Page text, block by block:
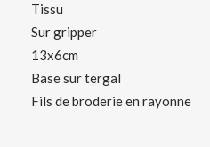
Tissu
Sur gripper
13x6cm
Base sur tergal
Fils de broderie en rayonne